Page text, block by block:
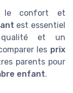
le confort et
est essentiel
et un
les prix
parents pour
enfant.